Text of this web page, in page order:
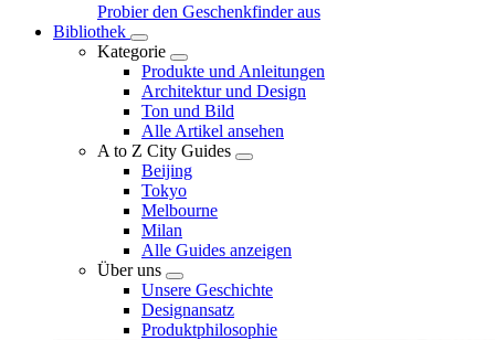
Probier den Geschenkfinder aus
Bibliothek
Kategorie
Produkte und Anleitungen
Architektur und Design
Ton und Bild
Alle Artikel ansehen
A to Z City Guides
Beijing
Tokyo
Melbourne
Milan
Alle Guides anzeigen
Über uns
Unsere Geschichte
Designansatz
Produktphilosophie